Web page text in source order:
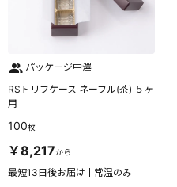
パッケージ中澤
RSトリフケース ネーフル(茶) ５ヶ
用
100枚
￥8,217から
最短13日後お届け 常温のみ